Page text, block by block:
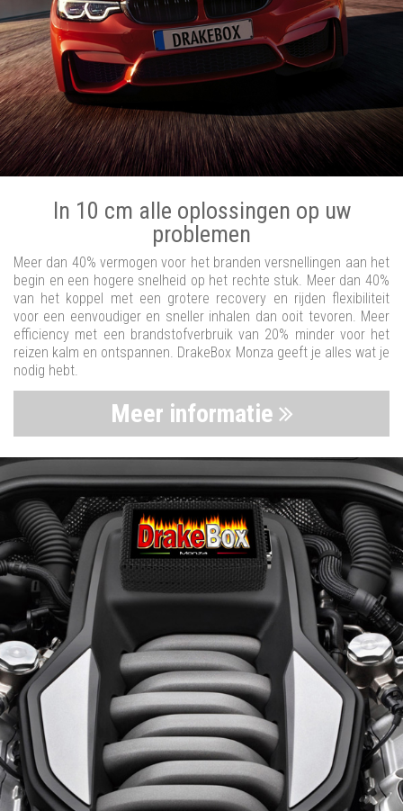
In 10 cm alle oplossingen op uw
problemen
Meer dan 40% vermogen voor het branden versnellingen aan het
begin en een hogere snelheid op het rechte stuk. Meer dan 40%
van het koppel met een grotere recovery en rijden flexibiliteit
voor een eenvoudiger en sneller inhalen dan ooit tevoren. Meer
efficiency met een brandstofverbruik van 20% minder voor het
reizen kalm en ontspannen. DrakeBox Monza geeft je alles wat je
nodig hebt.
Meer informatie